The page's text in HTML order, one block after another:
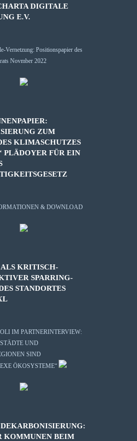
DIGITALE
E.V.
ZUM
KLIMASCHUTZES
PLÄDOYER FÜR EIN
& DOWNLOAD
ALS KRITISCH-
SPARRING-
STANDORTES
IM PARTNERINTERVIEW:
UND
SIND
ÖKOSYSTEME“
KOMMUNEN BEIM